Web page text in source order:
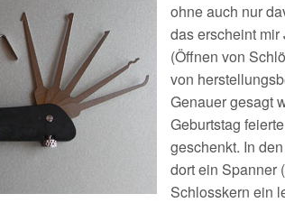
ohne auch nur
das erscheint
(Öffnen von
von
Genauer gesagt
Geburtstag
geschenkt. In
dort ein Spanner
Schlosskern ein